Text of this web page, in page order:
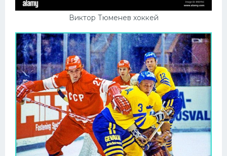
Виктор Тюменев хоккей